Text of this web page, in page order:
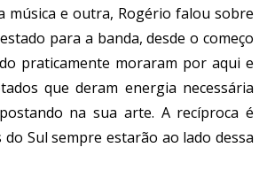
música e outra, Rogério falou sobre
para a banda, desde o começo
praticamente moraram por aqui e
que deram energia necessária
na sua arte. A recíproca é
Sul sempre estarão ao lado dessa